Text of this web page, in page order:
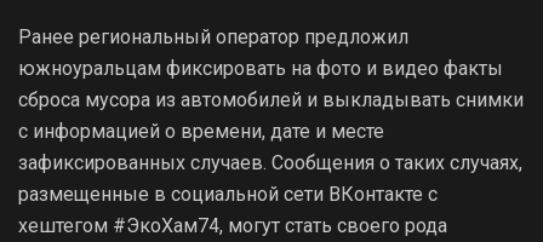
Ранее региональный оператор предложил
южноуральцам фиксировать на фото и видео факты
сброса мусора из автомобилей и выкладывать снимки
с информацией о времени, дате и месте
зафиксированных случаев. Сообщения о таких случаях,
размещенные в социальной сети ВКонтакте с
хештегом #ЭкоХам74, могут стать своего рода